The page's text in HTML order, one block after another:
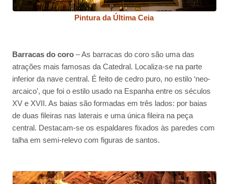
Pintura da Última Ceia
Barracas do coro – As barracas do coro são uma das
atrações mais famosas da Catedral. Localiza-se na parte
inferior da nave central. É feito de cedro puro, no estilo ‘neo-
arcaico’, que foi o estilo usado na Espanha entre os séculos
XV e XVII. As baias são formadas em três lados: por baias
de duas fileiras nas laterais e uma única fileira na peça
central. Destacam-se os espaldares fixados às paredes com
talha em semi-relevo com figuras de santos.